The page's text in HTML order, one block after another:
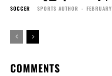
SOCCER SPORTS AUTHOR -
COMMENTS